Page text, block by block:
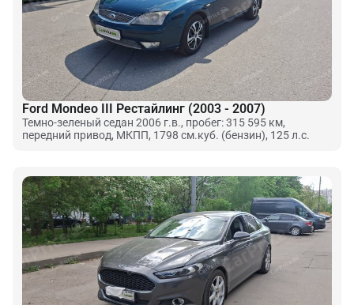
Ford Mondeo III Рестайлинг (2003 - 2007)
Темно-зеленый седан 2006 г.в., пробег: 315 595 км,
передний привод, МКПП, 1798 см.куб. (бензин), 125 л.с.